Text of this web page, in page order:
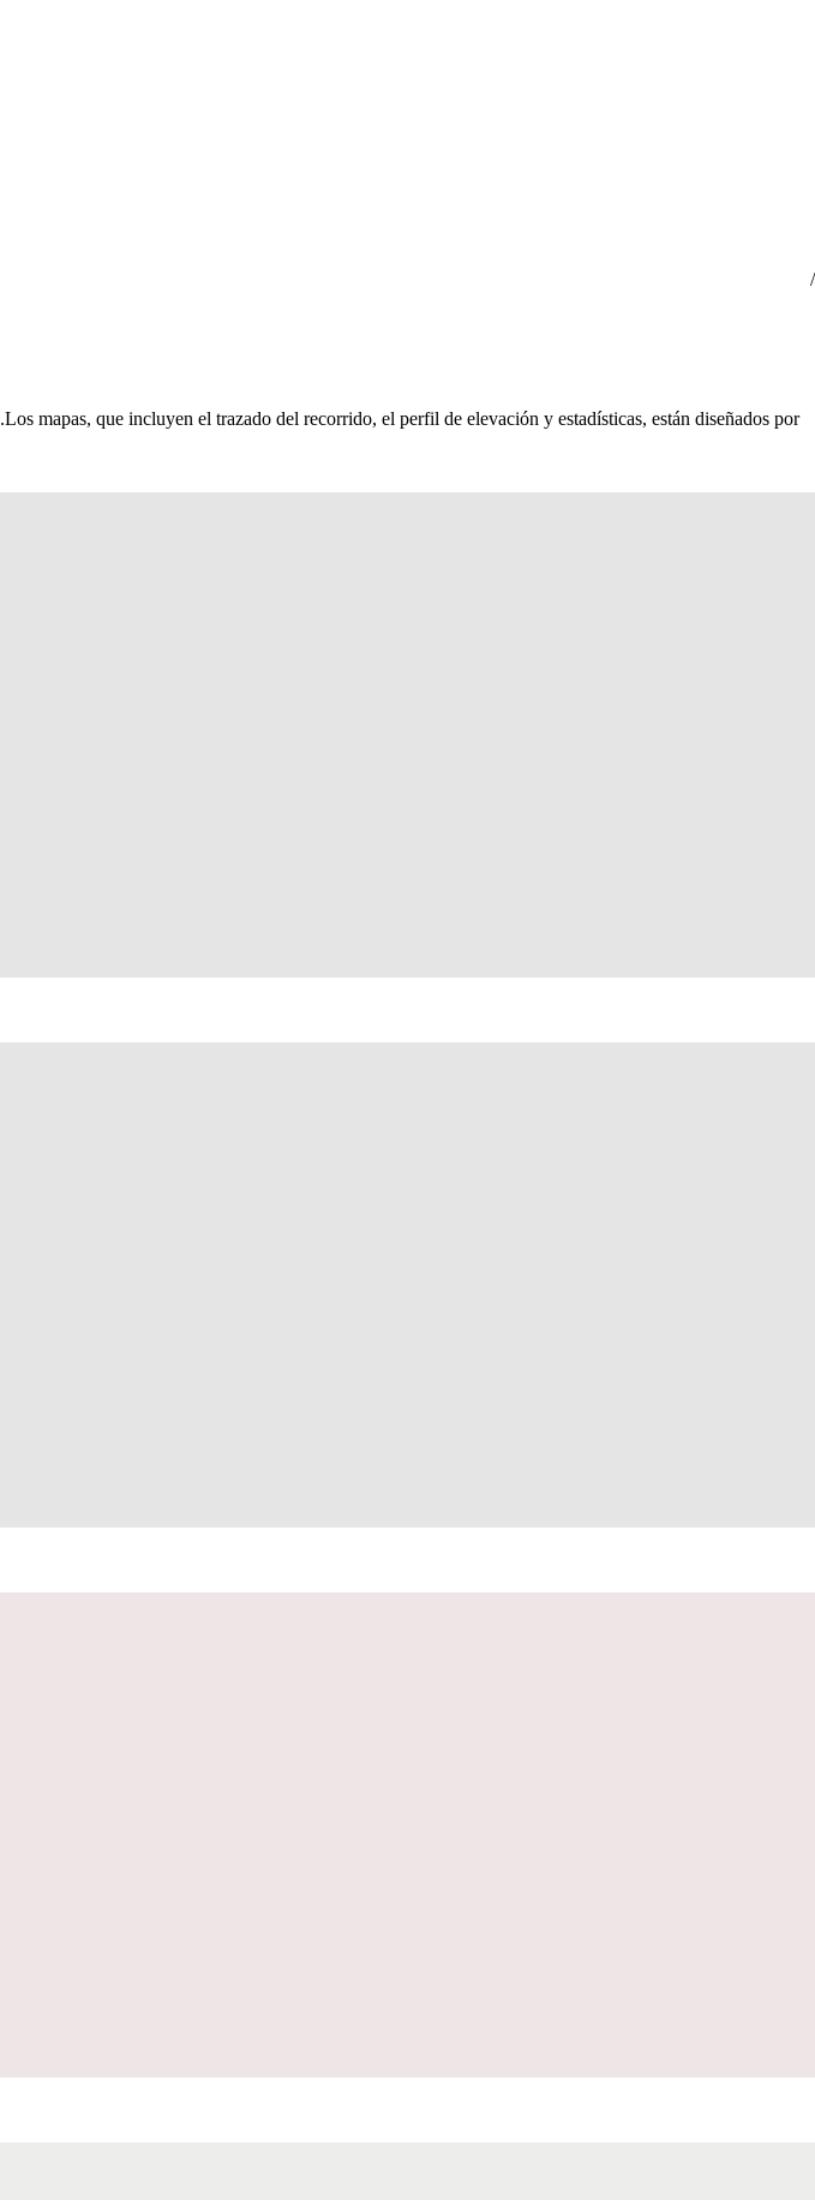
.Los mapas, que incluyen el trazado del recorrido, el perfil de elevación y estadísticas, están diseñados por